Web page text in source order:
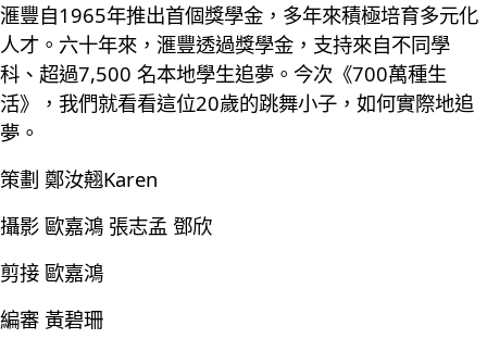
滙豐自1965年推出首個獎學金，多年來積極培育多元化
人才。六十年來，滙豐透過獎學金，支持來自不同學
科、超過7,500 名本地學生追夢。今次《700萬種生
活》，我們就看看這位20歲的跳舞小子，如何實際地追
夢。
策劃 鄭汝翹Karen
攝影 歐嘉鴻 張志孟 鄧欣
剪接 歐嘉鴻
編審 黃碧珊